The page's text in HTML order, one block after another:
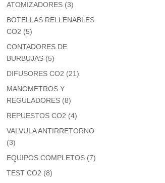
ATOMIZADORES (3)
BOTELLAS RELLENABLES
CO2 (5)
CONTADORES DE
BURBUJAS (5)
DIFUSORES CO2 (21)
MANOMETROS Y
REGULADORES (8)
REPUESTOS CO2 (4)
VALVULA ANTIRRETORNO
(3)
EQUIPOS COMPLETOS (7)
TEST CO2 (8)